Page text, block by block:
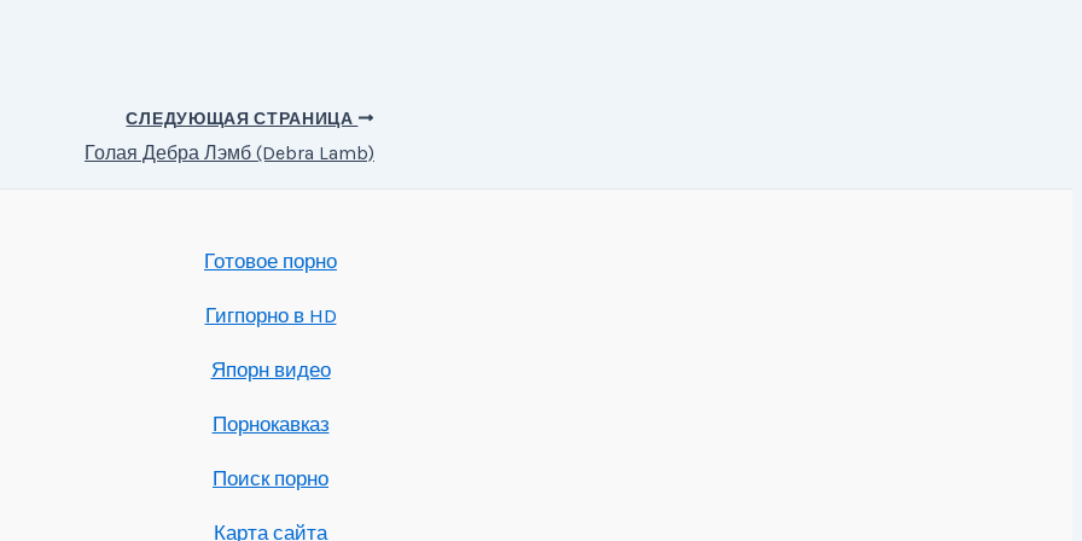
СЛЕДУЮЩАЯ СТРАНИЦА
Голая Дебра Лэмб (Debra Lamb)
Готовое порно
Гигпорно в HD
Япорн видео
Порнокавказ
Поиск порно
Карта сайта